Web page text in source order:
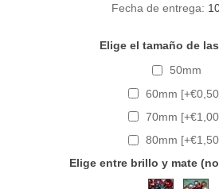
Fecha de entrega:
Elige el tamaño de
50mm
60mm
70mm
80mm
Elige entre brillo y mate